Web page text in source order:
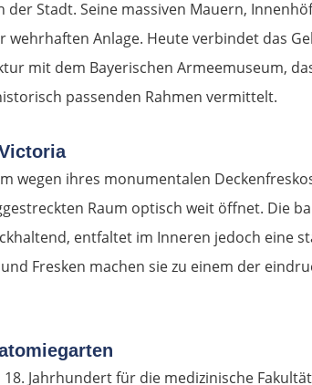
Stadt. Seine massiven Mauern,
wehrhaften Anlage. Heute verbindet das
mit dem Bayerischen Armeemuseum,
passenden Rahmen vermittelt.
wegen ihres monumentalen
Raum optisch weit öffnet. Die
entfaltet im Inneren jedoch eine
Fresken machen sie zu einem der
Jahrhundert für die medizinische